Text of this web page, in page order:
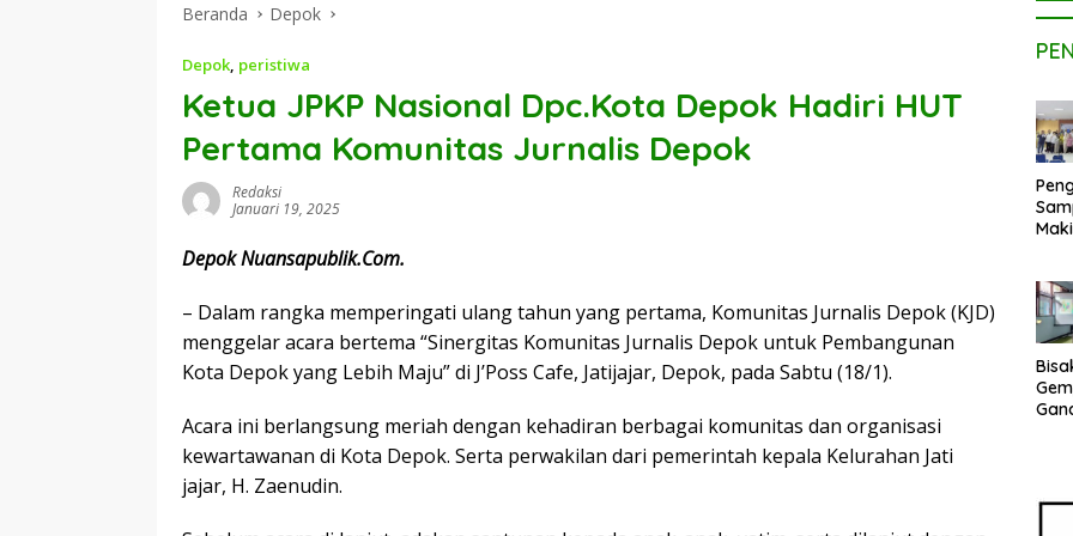
Beranda Depok
Depok, peristiwa
Ketua JPKP Nasional Dpc.Kota Depok Hadiri HUT
Pertama Komunitas Jurnalis Depok
Redaksi
Januari 19, 2025
Depok Nuansapublik.Com.
– Dalam rangka memperingati ulang tahun yang pertama, Komunitas Jurnalis Depok (KJD)
menggelar acara bertema “Sinergitas Komunitas Jurnalis Depok untuk Pembangunan
Kota Depok yang Lebih Maju” di J’Poss Cafe, Jatijajar, Depok, pada Sabtu (18/1).
Acara ini berlangsung meriah dengan kehadiran berbagai komunitas dan organisasi
kewartawanan di Kota Depok. Serta perwakilan dari pemerintah kepala Kelurahan Jati
jajar, H. Zaenudin.